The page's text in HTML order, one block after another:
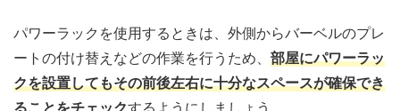
パワーラックを使用するときは、外側からバーベルのプレ
ートの付け替えなどの作業を行うため、 部屋にパワーラッ
クを設置してもその前後左右に十分なスペースが確保でき
ることをチェックするようにしましょう。